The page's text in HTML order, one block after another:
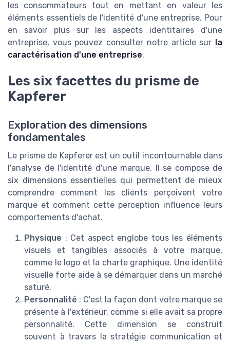
les consommateurs tout en mettant en valeur les
éléments essentiels de l'identité d'une entreprise. Pour
en savoir plus sur les aspects identitaires d'une
entreprise, vous pouvez consulter notre article sur
la
caractérisation d'une entreprise.
Les six facettes du prisme de
Kapferer
Exploration des dimensions
fondamentales
Le prisme de Kapferer est un outil incontournable dans
l'analyse de l'identité d'une marque. Il se compose de
six dimensions essentielles qui permettent de mieux
comprendre comment les clients perçoivent votre
marque et comment cette perception influence leurs
comportements d'achat.
Physique : Cet aspect englobe tous les éléments
visuels et tangibles associés à votre marque,
comme le logo et la charte graphique. Une identité
visuelle forte aide à se démarquer dans un marché
saturé.
Personnalité : C'est la façon dont votre marque se
présente à l'extérieur, comme si elle avait sa propre
personnalité. Cette dimension se construit
souvent à travers la stratégie communication et